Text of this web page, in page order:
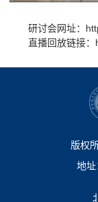
研讨会网址：
直播回放链接
版权
地址